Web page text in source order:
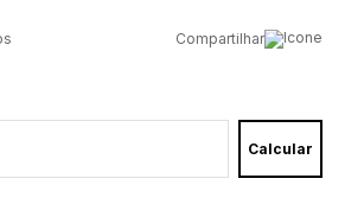
Compartilhar
Calcular